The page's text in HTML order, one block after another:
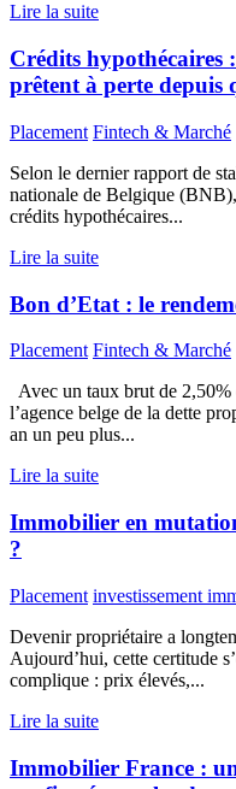
Lire la suite
Crédits hypothécaires
prêtent à perte depuis
Placement Fintech & Marché
Selon le dernier rapport de
nationale de Belgique
crédits hypothécaires...
Lire la suite
Bon d’Etat : le
Placement Fintech & Marché
Avec un taux brut de
l’agence belge de la dette
an un peu plus...
Lire la suite
Immobilier en
?
Placement investissement
Devenir propriétaire a
Aujourd’hui, cette certitude
complique : prix élevés,...
Lire la suite
Immobilier France :